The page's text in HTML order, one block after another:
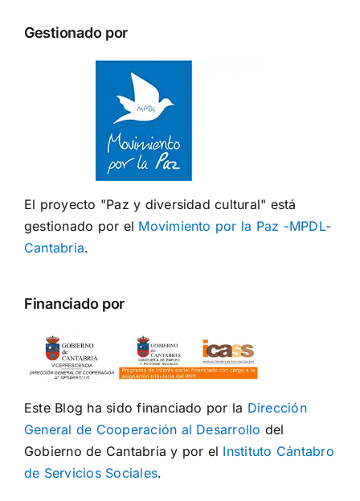
Gestionado por
El proyecto "Paz y diversidad cultural" está
gestionado por el Movimiento por la Paz -MPDL-
Cantabria.
Financiado por
Este Blog ha sido financiado por la Dirección
General de Cooperación al Desarrollo del
Gobierno de Cantabria y por el Instituto Cántabro
de Servicios Sociales.